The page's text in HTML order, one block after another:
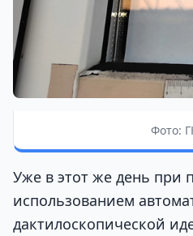
Фото:
Уже в этот же день при
использованием
дактилоскопической